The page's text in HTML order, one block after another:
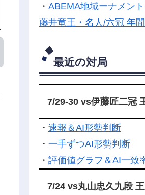
・ ABEMA地域ーナメン
藤井竜王・名人/六冠 年
最近の対局
7/29-30 vs伊藤匠二冠
・ 速報＆AI形勢判断
・ 一手ずつAI形勢判断
・ 評価値グラフ＆AI一致
7/24 vs丸山忠久九段